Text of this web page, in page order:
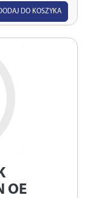
DO KOSZYKA
OE